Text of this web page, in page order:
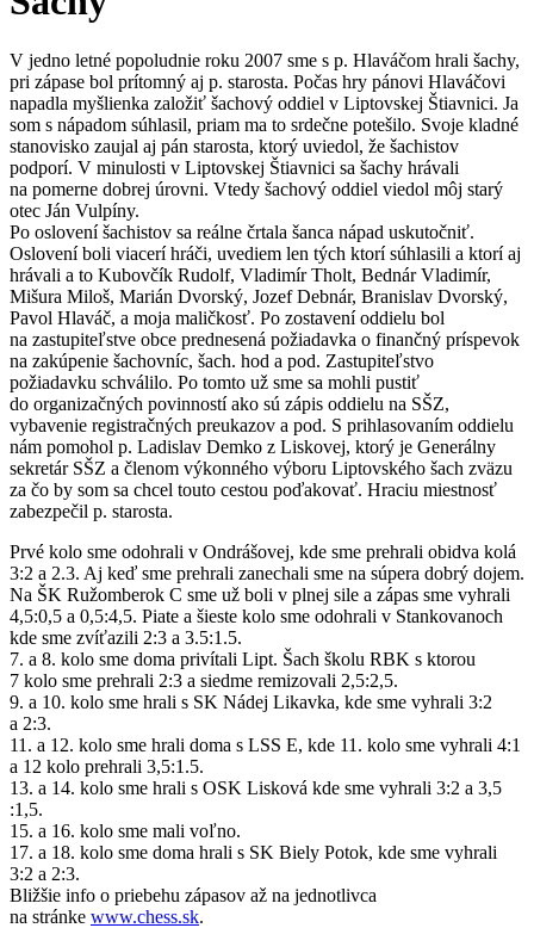
V jedno letné popoludnie roku 2007 sme s p. Hlaváčom hrali šachy,
pri zápase bol prítomný aj p. starosta. Počas hry pánovi Hlaváčovi
napadla myšlienka založiť šachový oddiel v Liptovskej Štiavnici. Ja
som s nápadom súhlasil, priam ma to srdečne potešilo. Svoje kladné
stanovisko zaujal aj pán starosta, ktorý uviedol, že šachistov
podporí. V minulosti v Liptovskej Štiavnici sa šachy hrávali
na pomerne dobrej úrovni. Vtedy šachový oddiel viedol môj starý
otec Ján Vulpíny.
Po oslovení šachistov sa reálne črtala šanca nápad uskutočniť.
Oslovení boli viacerí hráči, uvediem len tých ktorí súhlasili a ktorí aj
hrávali a to Kubovčík Rudolf, Vladimír Tholt, Bednár Vladimír,
Mišura Miloš, Marián Dvorský, Jozef Debnár, Branislav Dvorský,
Pavol Hlaváč, a moja maličkosť. Po zostavení oddielu bol
na zastupiteľstve obce prednesená požiadavka o finančný príspevok
na zakúpenie šachovníc, šach. hod a pod. Zastupiteľstvo
požiadavku schválilo. Po tomto už sme sa mohli pustiť
do organizačných povinností ako sú zápis oddielu na SŠZ,
vybavenie registračných preukazov a pod. S prihlasovaním oddielu
nám pomohol p. Ladislav Demko z Liskovej, ktorý je Generálny
sekretár SŠZ a členom výkonného výboru Liptovského šach zväzu
za čo by som sa chcel touto cestou poďakovať. Hraciu miestnosť
zabezpečil p. starosta.
Prvé kolo sme odohrali v Ondrášovej, kde sme prehrali obidva kolá
3:2 a 2.3. Aj keď sme prehrali zanechali sme na súpera dobrý dojem.
Na ŠK Ružomberok C sme už boli v plnej sile a zápas sme vyhrali
4,5:0,5 a 0,5:4,5. Piate a šieste kolo sme odohrali v Stankovanoch
kde sme zvíťazili 2:3 a 3.5:1.5.
7. a 8. kolo sme doma privítali Lipt. Šach školu RBK s ktorou
7 kolo sme prehrali 2:3 a siedme remizovali 2,5:2,5.
9. a 10. kolo sme hrali s SK Nádej Likavka, kde sme vyhrali 3:2
a 2:3.
11. a 12. kolo sme hrali doma s LSS E, kde 11. kolo sme vyhrali 4:1
a 12 kolo prehrali 3,5:1.5.
13. a 14. kolo sme hrali s OSK Lisková kde sme vyhrali 3:2 a 3,5
:1,5.
15. a 16. kolo sme mali voľno.
17. a 18. kolo sme doma hrali s SK Biely Potok, kde sme vyhrali
3:2 a 2:3.
Bližšie info o priebehu zápasov až na jednotlivca
na stránke www.chess.sk.